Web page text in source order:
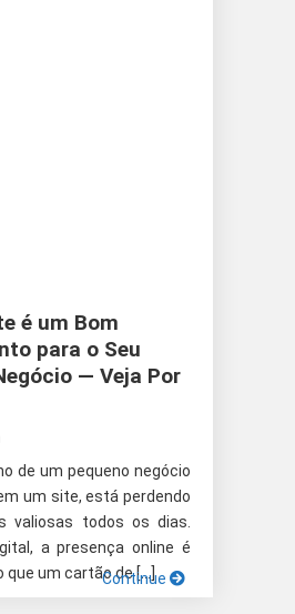
é um Bom
para o Seu
— Veja Por
de um pequeno negócio
um site, está perdendo
valiosas todos os dias.
a presença online é
que um cartão de […]
Continue